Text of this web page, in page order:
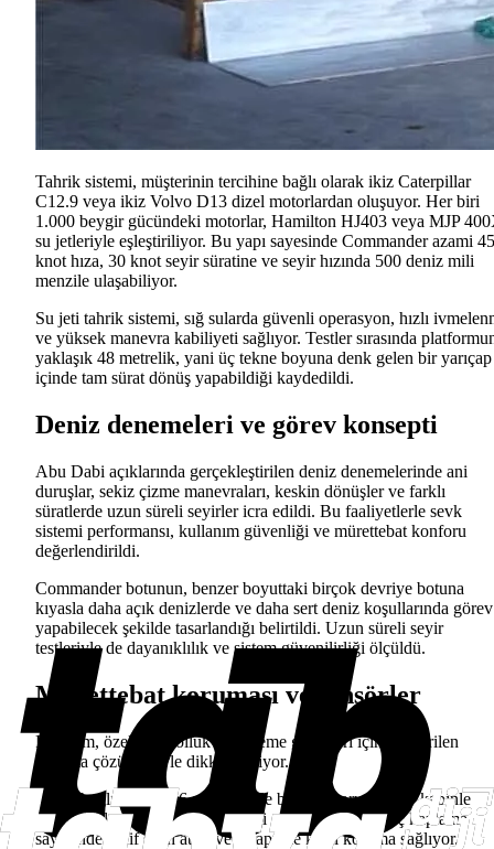
Tahrik sistemi, müşterinin tercihine bağlı olarak ikiz Caterpillar
C12.9 veya ikiz Volvo D13 dizel motorlardan oluşuyor. Her biri
1.000 beygir gücündeki motorlar, Hamilton HJ403 veya MJP
su jetleriyle eşleştiriliyor. Bu yapı sayesinde Commander azami 45
knot hıza, 30 knot seyir süratine ve seyir hızında 500 deniz mili
menzile ulaşabiliyor.
Su jeti tahrik sistemi, sığ sularda güvenli operasyon, hızlı
ve yüksek manevra kabiliyeti sağlıyor. Testler sırasında
yaklaşık 48 metrelik, yani üç tekne boyuna denk gelen bir yarıçap
içinde tam sürat dönüş yapabildiği kaydedildi.
Deniz denemeleri ve görev konsepti
Abu Dabi açıklarında gerçekleştirilen deniz denemelerinde ani
duruşlar, sekiz çizme manevraları, keskin dönüşler ve farklı
süratlerde uzun süreli seyirler icra edildi. Bu faaliyetlerle sevk
sistemi performansı, kullanım güvenliği ve mürettebat konforu
değerlendirildi.
Commander botunun, benzer boyuttaki birçok devriye botuna
kıyasla daha açık denizlerde ve daha sert deniz koşullarında görev
yapabilecek şekilde tasarlandığı belirtildi. Uzun süreli seyir
testleriyle de dayanıklılık ve sistem güvenilirliği ölçüldü.
Mürettebat koruması ve sensörler
Platform, özellikle kolluk ve önleme görevleri için geliştirilen
koruma çözümleriyle dikkat çekiyor.
İsteğe bağlı olarak B6 seviyesinde balistik korumalı bir kabinle
donatılabilen Commander, mermi geçirmez cam ve iç kaplama
sayesinde hafif silah ateşi ve şarapnele karşı koruma sağlıyor.